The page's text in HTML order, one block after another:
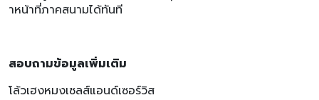
าหน้าที่ภาคสนามได้ทันที
สอบถามข้อมูลเพิ่มเติม
โล้วเฮงหมงเซลส์แอนด์เซอร์วิส